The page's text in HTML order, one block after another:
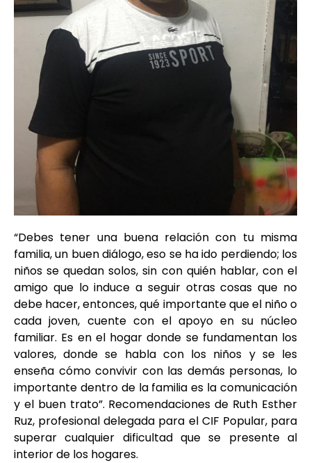
“Debes tener una buena relación con tu misma
familia, un buen diálogo, eso se ha ido perdiendo; los
niños se quedan solos, sin con quién hablar, con el
amigo que lo induce a seguir otras cosas que no
debe hacer, entonces, qué importante que el niño o
cada joven, cuente con el apoyo en su núcleo
familiar. Es en el hogar donde se fundamentan los
valores, donde se habla con los niños y se les
enseña cómo convivir con las demás personas, lo
importante dentro de la familia es la comunicación
y el buen trato”. Recomendaciones de Ruth Esther
Ruz, profesional delegada para el CIF Popular, para
superar cualquier dificultad que se presente al
interior de los hogares.